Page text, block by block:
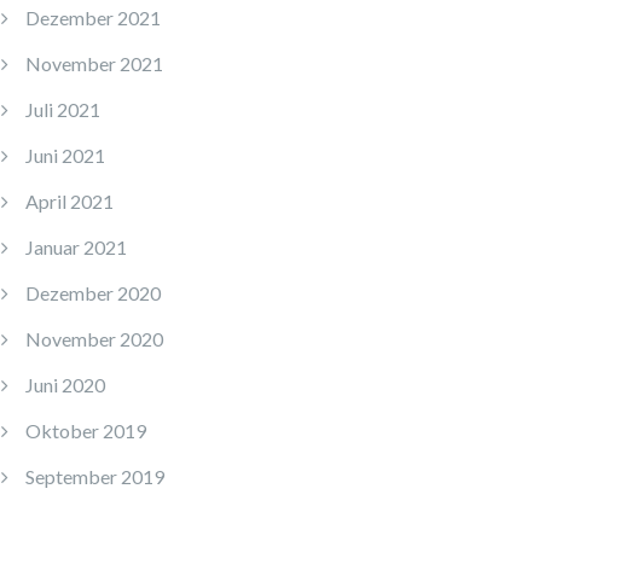
Dezember 2021
November 2021
Juli 2021
Juni 2021
April 2021
Januar 2021
Dezember 2020
November 2020
Juni 2020
Oktober 2019
September 2019